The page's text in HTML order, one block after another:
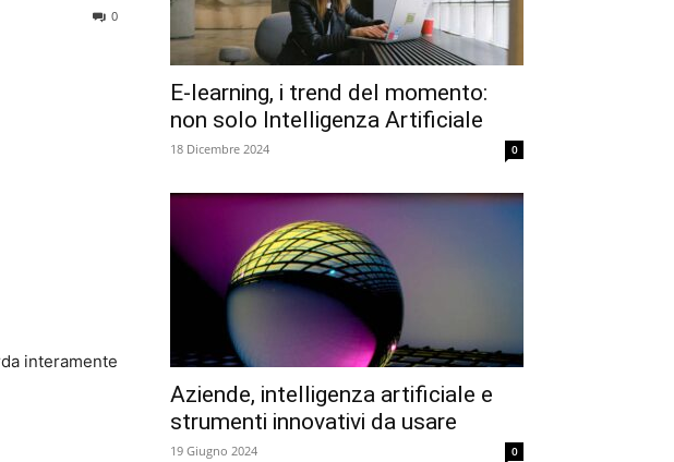
0
interamente
E-learning, i trend del momento:
non solo Intelligenza Artificiale
18 Dicembre 2024 0
Aziende, intelligenza artificiale e
strumenti innovativi da usare
19 Giugno 2024 0